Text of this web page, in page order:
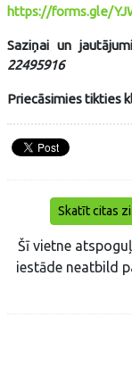
https://forms.gle/
Saziņai un
22495916
Priecāsimies tikties
Skatīt citas
Šī vietne
iestāde neatbild